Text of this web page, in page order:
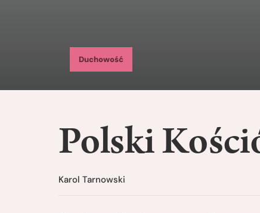
Duchowość
Polski
Karol Tarnowski